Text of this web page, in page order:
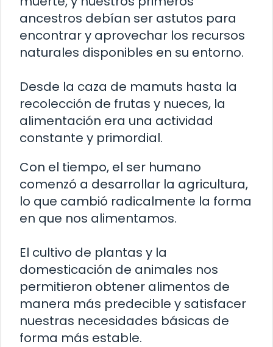
ancestros debían ser astutos para
encontrar y aprovechar los recursos
naturales disponibles en su entorno.
Desde la caza de mamuts hasta la
recolección de frutas y nueces, la
alimentación era una actividad
constante y primordial.
Con el tiempo, el ser humano
comenzó a desarrollar la agricultura,
lo que cambió radicalmente la forma
en que nos alimentamos.
El cultivo de plantas y la
domesticación de animales nos
permitieron obtener alimentos de
manera más predecible y satisfacer
nuestras necesidades básicas de
forma más estable.